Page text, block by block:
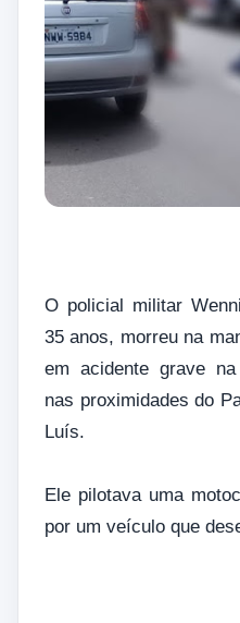
O policial militar
35 anos, morreu na
em acidente grave
nas proximidades do
Luís.
Ele pilotava uma
por um veículo que